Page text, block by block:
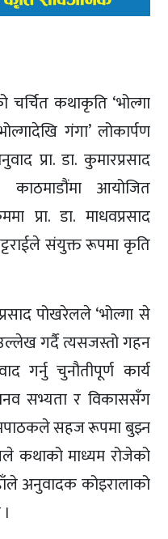
चर्चित कथाकृति ‘भोल्गा
गंगा’ लोकार्पण
प्रा. डा. कुमारप्रसाद
आयोजित
प्रा. डा. माधवप्रसाद
संयुक्त रूपमा कृति
पोखरेलले ‘भोल्गा से
गर्दै त्यसजस्तो गहन
गर्नु चुनौतीपूर्ण कार्य
सभ्यता र विकाससँग
सहज रूपमा बुझ्न
कथाको माध्यम रोजेको
अनुवादक कोइरालाको